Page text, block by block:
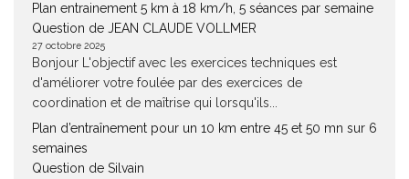
Plan entrainement 5 km à 18 km/h, 5 séances par semaine
Question de JEAN CLAUDE VOLLMER
27 octobre 2025
Bonjour L'objectif avec les exercices techniques est
d'améliorer votre foulée par des exercices de
coordination et de maîtrise qui lorsqu'ils...
Plan d’entraînement pour un 10 km entre 45 et 50 mn sur 6
semaines
Question de Silvain